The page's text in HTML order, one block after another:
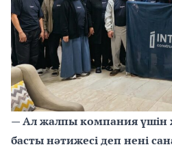
— Ал жалпы компания үшін
басты нәтижесі деп нені